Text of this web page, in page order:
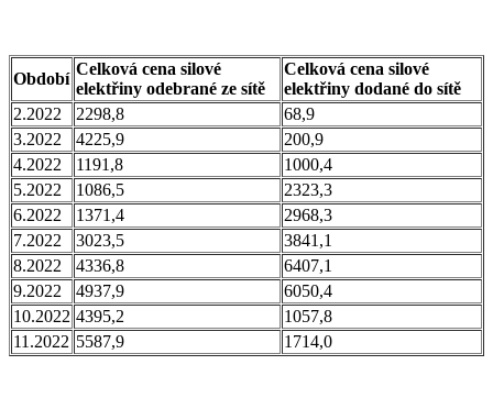
Období
Celková cena silové
elektřiny odebrané ze sítě
Celková cena silové
elektřiny dodané do sítě
2.2022
2298,8
68,9
3.2022
4225,9
200,9
4.2022
1191,8
1000,4
5.2022
1086,5
2323,3
6.2022
1371,4
2968,3
7.2022
3023,5
3841,1
8.2022
4336,8
6407,1
9.2022
4937,9
6050,4
10.2022 4395,2
1057,8
11.2022 5587,9 1714,0